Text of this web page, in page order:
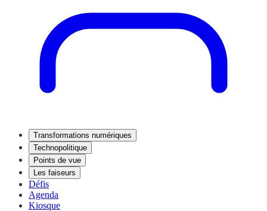
Transformations numériques
Technopolitique
Points de vue
Les faiseurs
Défis
Agenda
Kiosque